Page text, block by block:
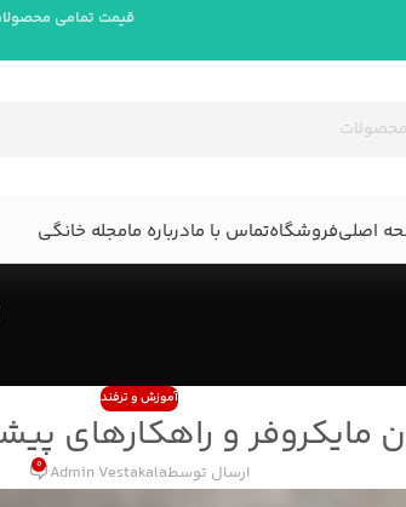
قیمت تمامی
اصلیفروشگاهتماس با مادرباره مامجله خانگی
آموزش و ترفند
مایکروفر و راهکارهای
ارسال توسطAdmin Vestakala
0